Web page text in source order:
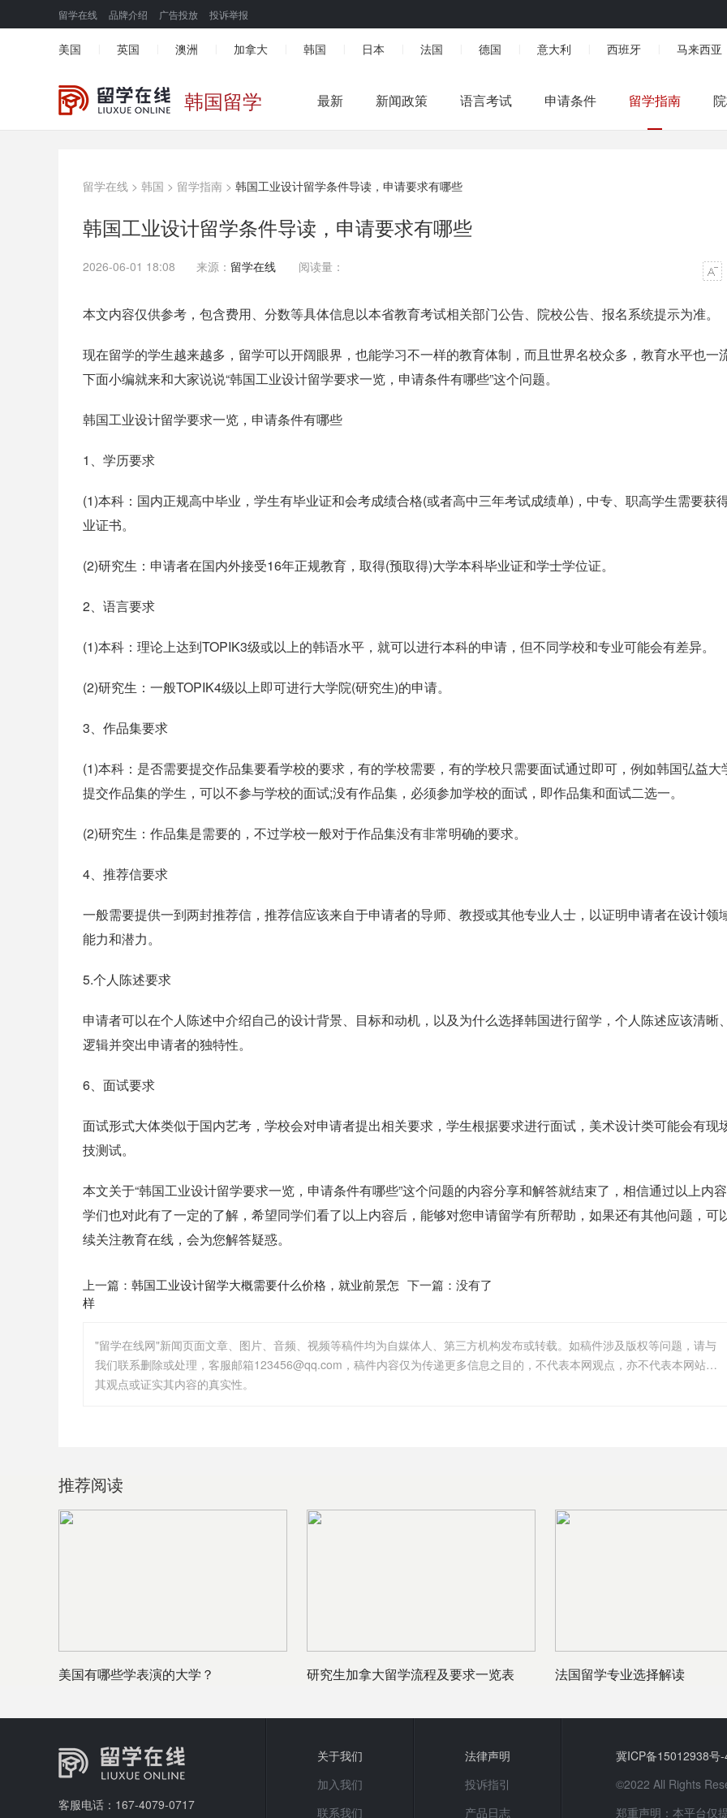
留学在线 品牌介绍 广告投放 投诉举报
美国 英国 澳洲 加拿大 韩国 日本 法国 德国 意大利 西班牙 马来西亚
韩国留学 最新 新闻政策 语言考试 申请条件 留学指南
留学在线 > 韩国 > 留学指南 > 韩国工业设计留学条件导读，申请要求有哪些
韩国工业设计留学条件导读，申请要求有哪些
2026-06-01 18:08 来源： 留学在线 阅读量：
本文内容仅供参考，包含费用、分数等具体信息以本省教育考试相关部门公告、院校公告、报名系统提示为准。
现在留学的学生越来越多，留学可以开阔眼界，也能学习不一样的教育体制，而且世界名校众多，教育水平也一流
下面小编就来和大家说说“韩国工业设计留学要求一览，申请条件有哪些”这个问题。
韩国工业设计留学要求一览，申请条件有哪些
1、学历要求
(1)本科：国内正规高中毕业，学生有毕业证和会考成绩合格(或者高中三年考试成绩单)，中专、职高学生需要获
业证书。
(2)研究生：申请者在国内外接受16年正规教育，取得(预取得)大学本科毕业证和学士学位证。
2、语言要求
(1)本科：理论上达到TOPIK3级或以上的韩语水平，就可以进行本科的申请，但不同学校和专业可能会有差异。
(2)研究生：一般TOPIK4级以上即可进行大学院(研究生)的申请。
3、作品集要求
(1)本科：是否需要提交作品集要看学校的要求，有的学校需要，有的学校只需要面试通过即可，例如韩国弘益大
提交作品集的学生，可以不参与学校的面试;没有作品集，必须参加学校的面试，即作品集和面试二选一。
(2)研究生：作品集是需要的，不过学校一般对于作品集没有非常明确的要求。
4、推荐信要求
一般需要提供一到两封推荐信，推荐信应该来自于申请者的导师、教授或其他专业人士，以证明申请者在设计领
能力和潜力。
5.个人陈述要求
申请者可以在个人陈述中介绍自己的设计背景、目标和动机，以及为什么选择韩国进行留学，个人陈述应该清晰
逻辑并突出申请者的独特性。
6、面试要求
面试形式大体类似于国内艺考，学校会对申请者提出相关要求，学生根据要求进行面试，美术设计类可能会有现
技测试。
本文关于“韩国工业设计留学要求一览，申请条件有哪些”这个问题的内容分享和解答就结束了，相信通过以上内
学们也对此有了一定的了解，希望同学们看了以上内容后，能够对您申请留学有所帮助，如果还有其他问题，可
续关注教育在线，会为您解答疑惑。
上一篇： 韩国工业设计留学大概需要什么价格，就业前景怎
样
下一篇：没有了
"留学在线网"新闻页面文章、图片、音频、视频等稿件均为自媒体人、第三方机构发布或转载。如稿件涉及版权等问题，请与
我们联系删除或处理，客服邮箱123456@qq.com，稿件内容仅为传递更多信息之目的，不代表本网观点，亦不代表本网站赞同
其观点或证实其内容的真实性。
推荐阅读
美国有哪些学表演的大学？ 研究生加拿大留学流程及要求一览表 法国留学专业选择解读
客服电话：167-4079-0717
关于我们
加入我们
联系我们
法律声明
投诉指引
产品日志
冀ICP备15012938号
©2022 All Rights
郑重声明：本平台仅